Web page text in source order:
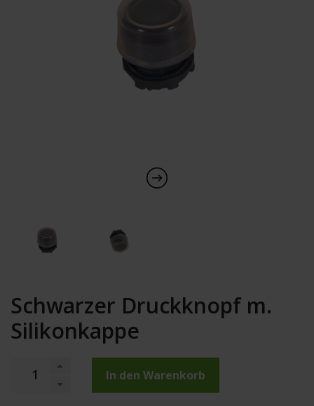
Schwarzer Druckknopf m.
Silikonkappe
In den Warenkorb